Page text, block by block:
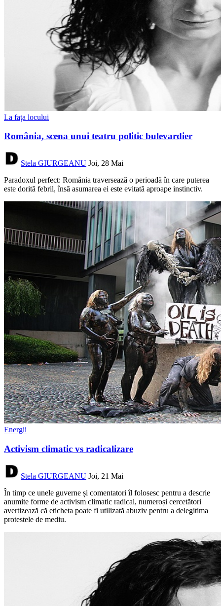
La fața locului
România, scena unui teatru politic bulevardier
Stela GIURGEANU Joi, 28 Mai
Paradoxul perfect: România traversează o perioadă în care puterea
este dorită febril, însă asumarea ei este evitată aproape instinctiv.
Energii
Activism climatic vs radicalizare
Stela GIURGEANU Joi, 21 Mai
În timp ce unele guverne și comentatori îl folosesc pentru a descrie
anumite forme de activism climatic radical, numeroși cercetători
avertizează că eticheta poate fi utilizată abuziv pentru a delegitima
protestele de mediu.